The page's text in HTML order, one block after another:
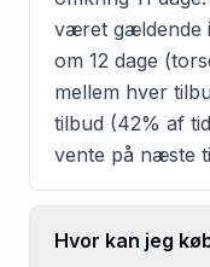
været gældende
om 12 dage
mellem hver
tilbud (42% af
vente på næste
Hvor kan jeg